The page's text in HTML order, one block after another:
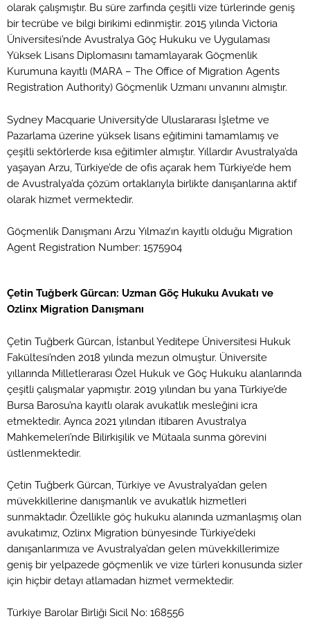
olarak çalışmıştır. Bu süre zarfında çeşitli vize türlerinde geniş
bir tecrübe ve bilgi birikimi edinmiştir. 2015 yılında Victoria
Üniversitesi’nde Avustralya Göç Hukuku ve Uygulaması
Yüksek Lisans Diplomasını tamamlayarak Göçmenlik
Kurumuna kayıtlı (MARA – The Office of Migration Agents
Registration Authority) Göçmenlik Uzmanı unvanını almıştır.
Sydney Macquarie University’de Uluslararası İşletme ve
Pazarlama üzerine yüksek lisans eğitimini tamamlamış ve
çeşitli sektörlerde kısa eğitimler almıştır. Yıllardır Avustralya’da
yaşayan Arzu, Türkiye’de de ofis açarak hem Türkiye’de hem
de Avustralya’da çözüm ortaklarıyla birlikte danışanlarına aktif
olarak hizmet vermektedir.
Göçmenlik Danışmanı Arzu Yılmaz’ın kayıtlı olduğu Migration
Agent Registration Number: 1575904
Çetin Tuğberk Gürcan: Uzman Göç Hukuku Avukatı ve
Ozlinx Migration Danışmanı
Çetin Tuğberk Gürcan, İstanbul Yeditepe Üniversitesi Hukuk
Fakültesi’nden 2018 yılında mezun olmuştur. Üniversite
yıllarında Milletlerarası Özel Hukuk ve Göç Hukuku alanlarında
çeşitli çalışmalar yapmıştır. 2019 yılından bu yana Türkiye’de
Bursa Barosu’na kayıtlı olarak avukatlık mesleğini icra
etmektedir. Ayrıca 2021 yılından itibaren Avustralya
Mahkemeleri’nde Bilirkişilik ve Mütaala sunma görevini
üstlenmektedir.
Çetin Tuğberk Gürcan, Türkiye ve Avustralya’dan gelen
müvekkillerine danışmanlık ve avukatlık hizmetleri
sunmaktadır. Özellikle göç hukuku alanında uzmanlaşmış olan
avukatımız, Ozlinx Migration bünyesinde Türkiye’deki
danışanlarımıza ve Avustralya’dan gelen müvekkillerimize
geniş bir yelpazede göçmenlik ve vize türleri konusunda sizler
için hiçbir detayı atlamadan hizmet vermektedir.
Türkiye Barolar Birliği Sicil No: 168556